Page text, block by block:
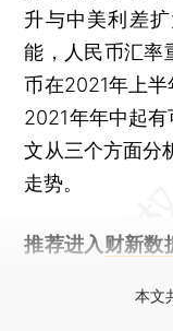
升与中美利差
能，人民币汇率
币在2021年上
2021年年中起
文从三个方面分
走势。
推荐进入 财新数
本文